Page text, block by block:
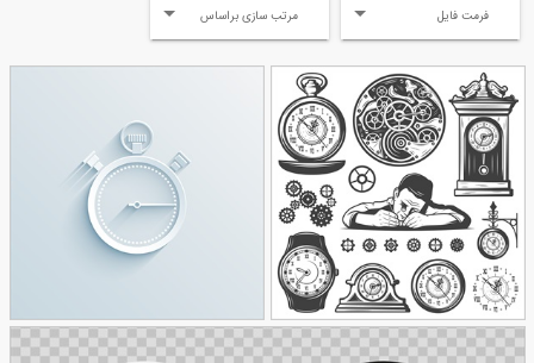
فرمت فایل مرتب سازی براساس